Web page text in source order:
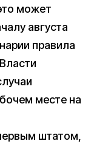
может
августа
правила
месте на
штатом,